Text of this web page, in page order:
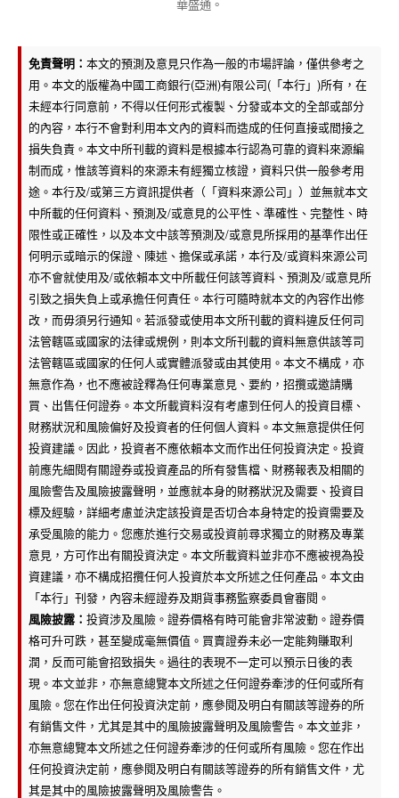
華盛通。
免責聲明： 本文的預測及意見只作為一般的市場評論，僅供參考之
用。本文的版權為中國工商銀行(亞洲)有限公司(「本行」)所有，在
未經本行同意前，不得以任何形式複製、分發或本文的全部或部分
的內容，本行不會對利用本文內的資料而造成的任何直接或間接之
損失負責。本文中所刊載的資料是根據本行認為可靠的資料來源編
制而成，惟該等資料的來源未有經獨立核證，資料只供一般參考用
途。本行及/或第三方資訊提供者（「資料來源公司」）並無就本文
中所載的任何資料、預測及/或意見的公平性、準確性、完整性、時
限性或正確性，以及本文中該等預測及/或意見所採用的基準作出任
何明示或暗示的保證、陳述、擔保或承諾，本行及/或資料來源公司
亦不會就使用及/或依賴本文中所載任何該等資料、預測及/或意見所
引致之損失負上或承擔任何責任。本行可隨時就本文的內容作出修
改，而毋須另行通知。若派發或使用本文所刊載的資料違反任何司
法管轄區或國家的法律或規例，則本文所刊載的資料無意供該等司
法管轄區或國家的任何人或實體派發或由其使用。本文不構成，亦
無意作為，也不應被詮釋為任何專業意見、要約，招攬或邀請購
買、出售任何證券。本文所載資料沒有考慮到任何人的投資目標、
財務狀況和風險偏好及投資者的任何個人資料。本文無意提供任何
投資建議。因此，投資者不應依賴本文而作出任何投資決定。投資
前應先細閱有關證券或投資產品的所有發售檔、財務報表及相關的
風險警告及風險披露聲明，並應就本身的財務狀況及需要、投資目
標及經驗，詳細考慮並決定該投資是否切合本身特定的投資需要及
承受風險的能力。您應於進行交易或投資前尋求獨立的財務及專業
意見，方可作出有關投資決定。本文所載資料並非亦不應被視為投
資建議，亦不構成招攬任何人投資於本文所述之任何產品。本文由
「本行」刊發，內容未經證券及期貨事務監察委員會審閱。
風險披露： 投資涉及風險。證券價格有時可能會非常波動。證券價
格可升可跌，甚至變成毫無價值。買賣證券未必一定能夠賺取利
潤，反而可能會招致損失。過往的表現不一定可以預示日後的表
現。本文並非，亦無意總覽本文所述之任何證券牽涉的任何或所有
風險。您在作出任何投資決定前，應參閱及明白有關該等證券的所
有銷售文件，尤其是其中的風險披露聲明及風險警告。本文並非，
亦無意總覽本文所述之任何證券牽涉的任何或所有風險。您在作出
任何投資決定前，應參閱及明白有關該等證券的所有銷售文件，尤
其是其中的風險披露聲明及風險警告。